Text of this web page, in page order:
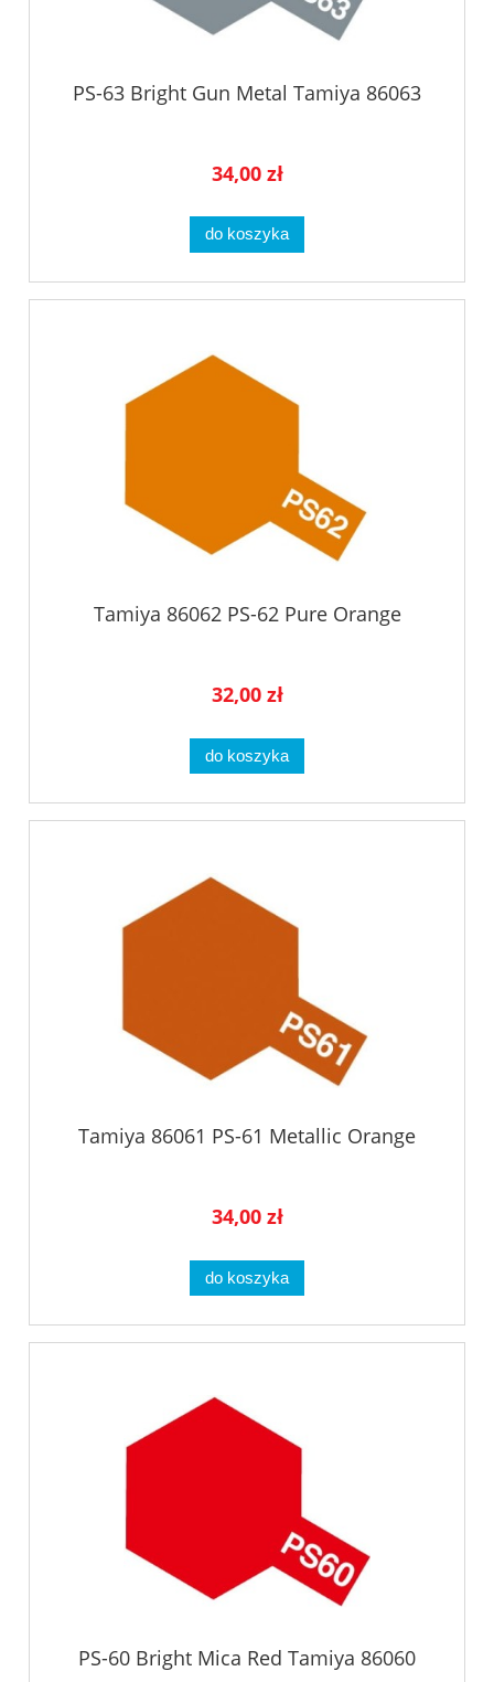
PS-63 Bright Gun Metal Tamiya 86063
34,00 zł
do koszyka
Tamiya 86062 PS-62 Pure Orange
32,00 zł
do koszyka
Tamiya 86061 PS-61 Metallic Orange
34,00 zł
do koszyka
PS-60 Bright Mica Red Tamiya 86060